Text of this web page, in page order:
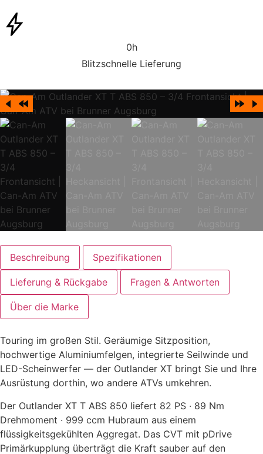
Blitzschnelle Lieferung
0h
Beschreibung Spezifikationen
Lieferung & Rückgabe Fragen & Antworten
Über die Marke
Touring im großen Stil. Geräumige Sitzposition,
hochwertige Aluminiumfelgen, integrierte Seilwinde und
LED-Scheinwerfer — der Outlander XT bringt Sie und Ihre
Ausrüstung dorthin, wo andere ATVs umkehren.
Der Outlander XT T ABS 850 liefert 82 PS · 89 Nm
Drehmoment · 999 ccm Hubraum aus einem
flüssigkeitsgekühlten Aggregat. Das CVT mit pDrive
Primärkupplung überträgt die Kraft sauber auf den